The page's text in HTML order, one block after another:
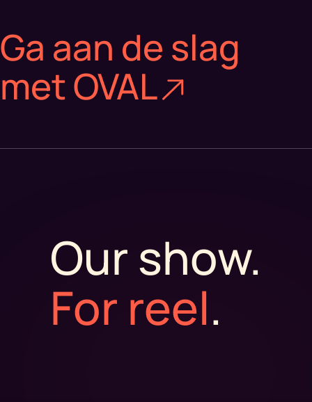
Ga aan de slag
met OVAL
Our show.
For reel.